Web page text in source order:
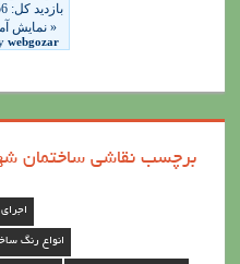
ش
ی
س
برچسب نقاشی ساختمان
انواع رنگ